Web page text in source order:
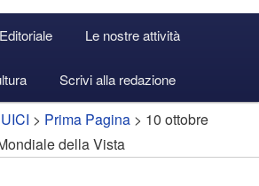
Editoriale Le nostre attività
Scrivi alla redazione
> Prima Pagina > 10 ottobre
della Vista